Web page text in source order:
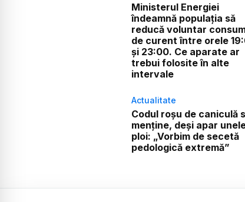
Ministerul Energiei
îndeamnă populația să
reducă voluntar
de curent între orele
și 23:00. Ce aparate ar
trebui folosite în alte
intervale
Actualitate
Codul roșu de caniculă
menține, deși apar
ploi: „Vorbim de secetă
pedologică extremă”